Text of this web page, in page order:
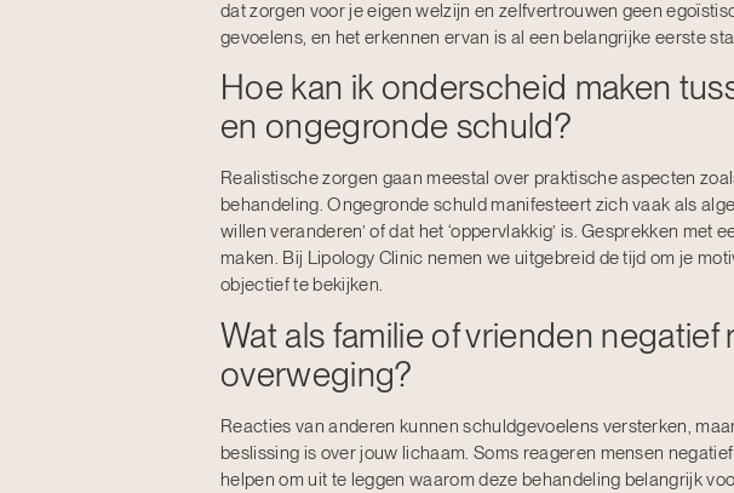
dat zorgen voor je eigen welzijn en zelfvertrouwen geen
gevoelens, en het erkennen ervan is al een belangrijke eerste
Hoe kan ik onderscheid maken
en ongegronde schuld?
Realistische zorgen gaan meestal over praktische aspecten
behandeling. Ongegronde schuld manifesteert zich vaak als
willen veranderen’ of dat het ‘oppervlakkig’ is. Gesprekken
maken. Bij Lipology Clinic nemen we uitgebreid de tijd om je
objectief te bekijken.
Wat als familie of vrienden negatief
overweging?
Reacties van anderen kunnen schuldgevoelens versterken,
beslissing is over jouw lichaam. Soms reageren mensen
helpen om uit te leggen waarom deze behandeling belangrijk